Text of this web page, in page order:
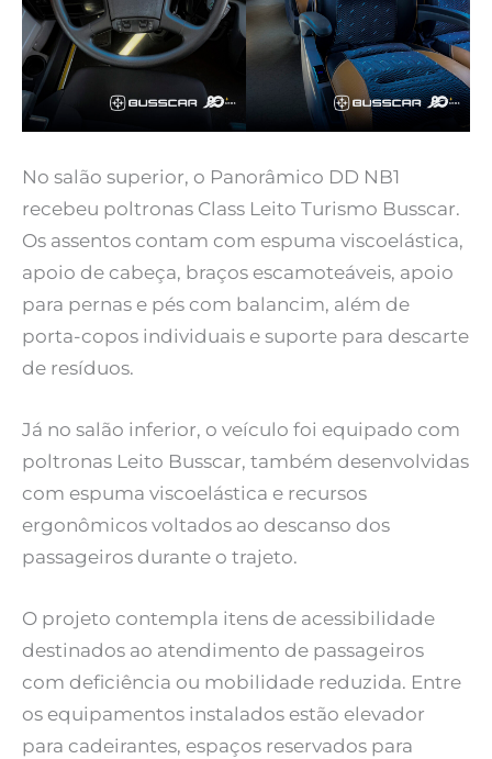
No salão superior, o Panorâmico DD NB1
recebeu poltronas Class Leito Turismo Busscar.
Os assentos contam com espuma viscoelástica,
apoio de cabeça, braços escamoteáveis, apoio
para pernas e pés com balancim, além de
porta-copos individuais e suporte para descarte
de resíduos.
Já no salão inferior, o veículo foi equipado com
poltronas Leito Busscar, também desenvolvidas
com espuma viscoelástica e recursos
ergonômicos voltados ao descanso dos
passageiros durante o trajeto.
O projeto contempla itens de acessibilidade
destinados ao atendimento de passageiros
com deficiência ou mobilidade reduzida. Entre
os equipamentos instalados estão elevador
para cadeirantes, espaços reservados para